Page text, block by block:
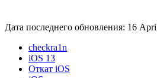
Дата последнего обновления: 16
checkra1n
iOS 13
Откат iOS